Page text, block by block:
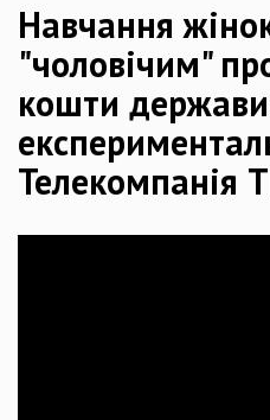
Навчання
"чоловічим"
кошти
Телекомпанія